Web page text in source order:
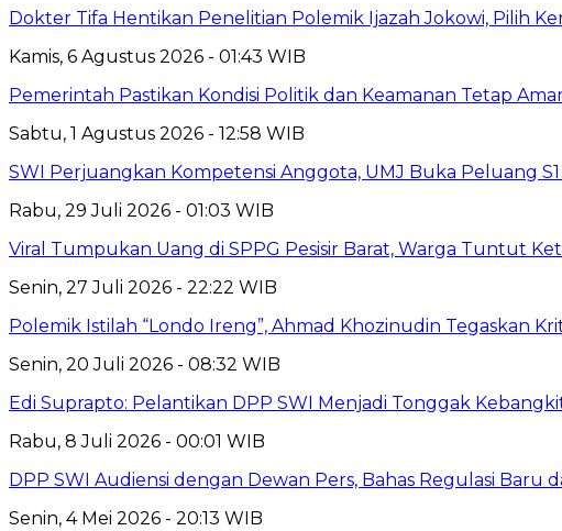
Dokter Tifa Hentikan Penelitian Polemik Ijazah Jokowi, Pilih
Kamis, 6 Agustus 2026 - 01:43 WIB
Pemerintah Pastikan Kondisi Politik dan Keamanan Tetap
Sabtu, 1 Agustus 2026 - 12:58 WIB
SWI Perjuangkan Kompetensi Anggota, UMJ Buka Peluang
Rabu, 29 Juli 2026 - 01:03 WIB
Viral Tumpukan Uang di SPPG Pesisir Barat, Warga Tuntut
Senin, 27 Juli 2026 - 22:22 WIB
Polemik Istilah “Londo Ireng”, Ahmad Khozinudin Tegaskan
Senin, 20 Juli 2026 - 08:32 WIB
Edi Suprapto: Pelantikan DPP SWI Menjadi Tonggak
Rabu, 8 Juli 2026 - 00:01 WIB
DPP SWI Audiensi dengan Dewan Pers, Bahas Regulasi Baru
Senin, 4 Mei 2026 - 20:13 WIB